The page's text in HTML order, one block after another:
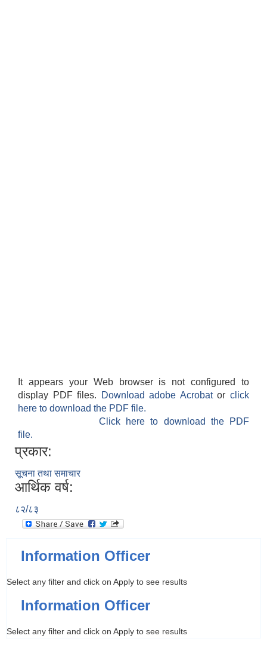
It appears your Web browser is not configured to
display PDF files.
Download adobe Acrobatorclick
here to download the PDF file.
Click here to download the PDF
file.
प्रकार:
सूचना तथा समाचार
आर्थिक वर्ष:
८२/८३
Information Officer
Select any filter and click on Apply to see results
Information Officer
Select any filter and click on Apply to see results